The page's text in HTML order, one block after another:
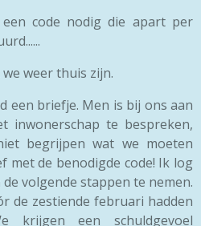
code nodig die apart per
weer thuis zijn.
een briefje. Men is bij ons aan
inwonerschap te bespreken,
begrijpen wat we moeten
met de benodigde code! Ik log
volgende stappen te nemen.
de zestiende februari hadden
krijgen een schuldgevoel